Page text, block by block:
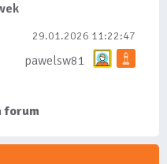
29.01.2026 11:22:47
pawelsw81
forum